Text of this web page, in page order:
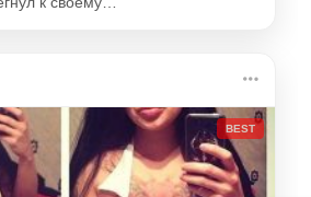
BEST